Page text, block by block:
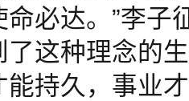
必达。”李子
这种理念的
持久，事业